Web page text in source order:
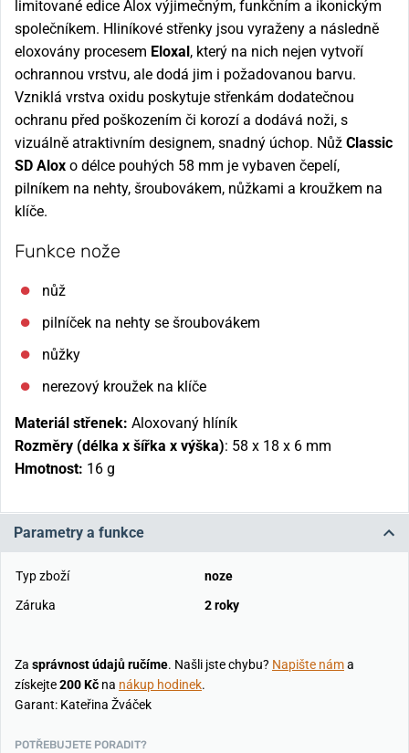
limitované edice Alox výjimečným, funkčním a ikonickým
společníkem. Hliníkové střenky jsou vyraženy a následně
eloxovány procesem Eloxal, který na nich nejen vytvoří
ochrannou vrstvu, ale dodá jim i požadovanou barvu.
Vzniklá vrstva oxidu poskytuje střenkám dodatečnou
ochranu před poškozením či korozí a dodává noži, s
vizuálně atraktivním designem, snadný úchop. Nůž Classic
SD Alox o délce pouhých 58 mm je vybaven čepelí,
pilníkem na nehty, šroubovákem, nůžkami a kroužkem na
klíče.
Funkce nože
nůž
pilníček na nehty se šroubovákem
nůžky
nerezový kroužek na klíče
Materiál střenek: Aloxovaný hlíník
Rozměry (délka x šířka x výška): 58 x 18 x 6 mm
Hmotnost: 16 g
Parametry a funkce
Typ zboží
noze
Záruka
2 roky
Za správnost údajů ručíme. Našli jste chybu? Napište náma
získejte200 Kč na nákup hodinek.
Garant: Kateřina Žváček
POTŘEBUJETE PORADIT?